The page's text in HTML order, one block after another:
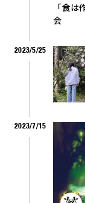
「食
会
2023/5/25
2023/7/15